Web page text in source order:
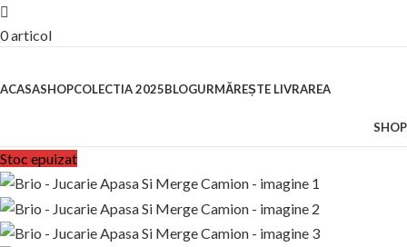
0articol
ACASASHOPCOLECTIA 2025BLOGURMĂREȘTE LIVRAREA
SHOP
Stoc epuizat